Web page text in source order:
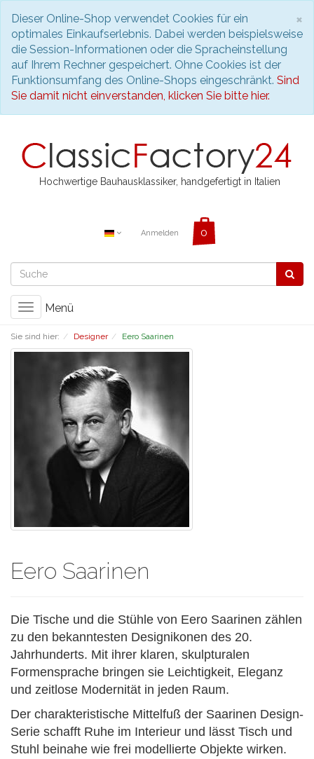
×
Dieser Online-Shop verwendet Cookies für ein
optimales Einkaufserlebnis. Dabei werden beispielsweise
die Session-Informationen oder die Spracheinstellung
auf Ihrem Rechner gespeichert. Ohne Cookies ist der
Funktionsumfang des Online-Shops eingeschränkt. Sind
Sie damit nicht einverstanden, klicken Sie bitte hier.
Hochwertige Bauhausklassiker, handgefertigt in Italien
Anmelden
Toggle
Menü
Sie sind hier: Designer Eero Saarinen
Eero Saarinen
Die Tische und die Stühle von Eero Saarinen zählen
zu den bekanntesten Designikonen des 20.
Jahrhunderts. Mit ihrer klaren, skulpturalen
Formensprache bringen sie Leichtigkeit, Eleganz
und zeitlose Modernität in jeden Raum.
Der charakteristische Mittelfuß der Saarinen Design-
Serie schafft Ruhe im Interieur und lässt Tisch und
Stuhl beinahe wie frei modellierte Objekte wirken.